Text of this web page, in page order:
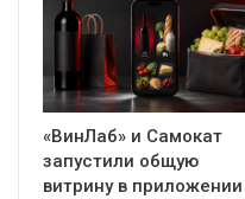
«ВинЛаб» и Самокат
запустили общую
витрину в приложении